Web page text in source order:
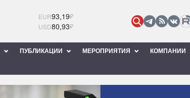
EUR93,19₽
USD80,93₽
ПУБЛИКАЦИИ МЕРОПРИЯТИЯ КОМПАНИИ